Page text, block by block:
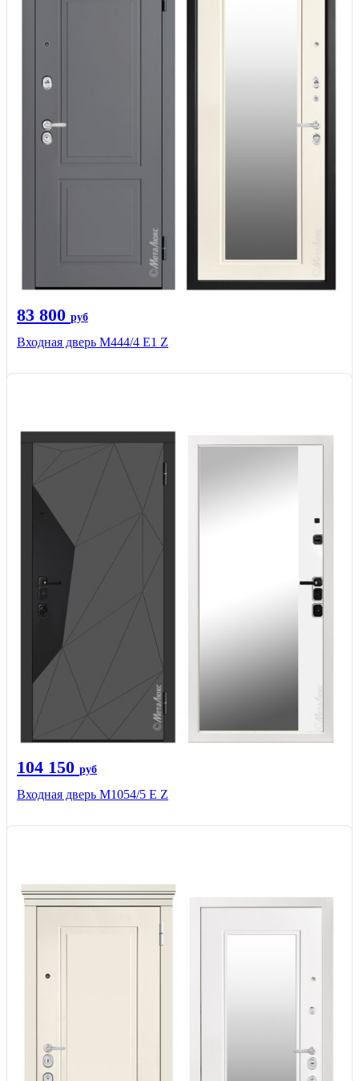
83 800 руб
Входная дверь М444/4 Е1 Z
104 150 руб
Входная дверь М1054/5 Е Z